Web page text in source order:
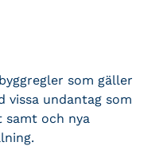
som gäller
vissa undantag som
och nya